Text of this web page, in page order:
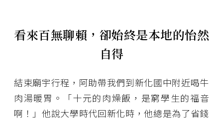
看來百無聊賴，卻始終是本地的怡然
自得
結束廟宇行程，阿助帶我們到新化國中附近喝牛
肉湯暖胃。「十元的肉燥飯，是窮學生的福音
啊！」他說大學時代回新化時，他總是為了省錢